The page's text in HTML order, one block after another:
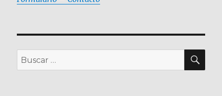
Buscar
por: